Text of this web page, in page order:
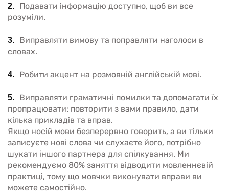
Подавати інформацію доступно, щоб ви все
розуміли.
Виправляти вимову та поправляти наголоси в
словах.
Робити акцент на розмовній англійській мові.
Виправляти граматичні помилки та допомагати їх
пропрацювати: повторити з вами правило, дати
кілька прикладів та вправ.
Якщо носій мови безперервно говорить, а ви тільки
записуєте нові слова чи слухаєте його, потрібно
шукати іншого партнера для спілкування. Ми
рекомендуємо 80% заняття відводити мовленнєвій
практиці, тому що мовчки виконувати вправи ви
можете самостійно.